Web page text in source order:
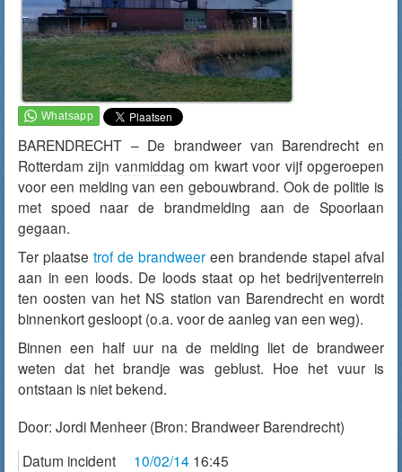
BARENDRECHT – De brandweer van Barendrecht en
Rotterdam zijn vanmiddag om kwart voor vijf opgeroepen
voor een melding van een gebouwbrand. Ook de politie is
met spoed naar de brandmelding aan de Spoorlaan
gegaan.
Ter plaatse trof de brandweer een brandende stapel afval
aan in een loods. De loods staat op het bedrijventerrein
ten oosten van het NS station van Barendrecht en wordt
binnenkort gesloopt (o.a. voor de aanleg van een weg).
Binnen een half uur na de melding liet de brandweer
weten dat het brandje was geblust. Hoe het vuur is
ontstaan is niet bekend.
Door: Jordi Menheer (Bron: Brandweer Barendrecht)
Datum incident
10/02/14 16:45